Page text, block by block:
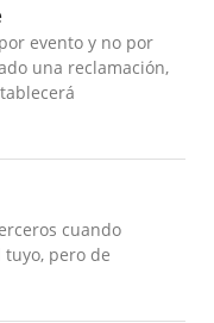
evento y no por
una reclamación,
cuando
pero de